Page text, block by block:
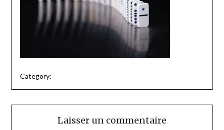
Category:
Laisser un commentaire